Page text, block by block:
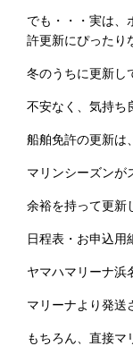
でも・・・実は、
許更新にぴったり
冬のうちに更新し
不安なく、気持ち
船舶免許の更新は
マリンシーズンが
余裕を持って更新
日程表・お申込用
ヤマハマリーナ浜
マリーナより発送
もちろん、直接マ